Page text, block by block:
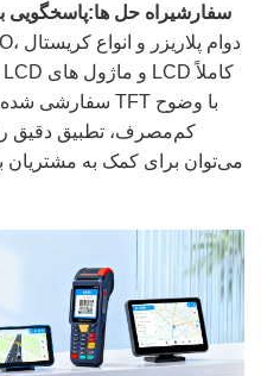
IV. سفارشیراه حل ها:پاسخگویی
سفارشی شده
می‌توان برای کمک به